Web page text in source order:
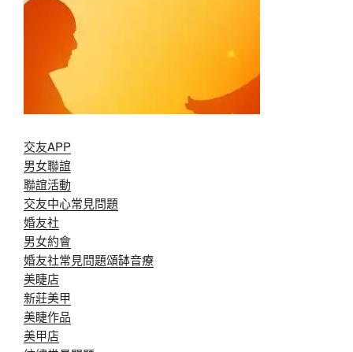
交友APP
男女聯誼
聯誼活動
交友中心常見問題
婚友社
男女約會
婚友社常見問題頌缽音療
美睫店
新莊美甲
美睫作品
美甲店